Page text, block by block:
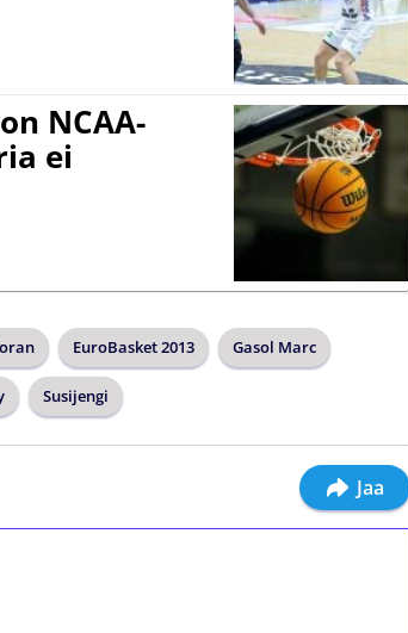
NCAA-
ei
EuroBasket 2013 Gasol Marc
Susijengi
Jaa